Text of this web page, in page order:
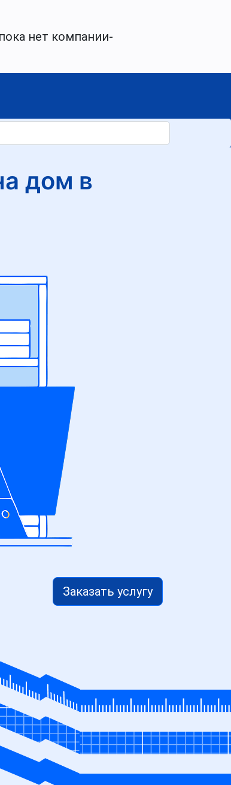
нет компании-
дом в
Заказать услугу